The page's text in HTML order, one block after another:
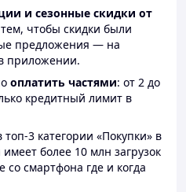
и сезонные скидки от
чтобы скидки были
предложения — на
приложении.
оплатить частями: от 2 до
кредитный лимит в
3 категории «Покупки» в
более 10 млн загрузок
со смартфона где и когда